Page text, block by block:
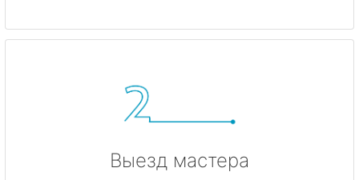
Выезд мастера